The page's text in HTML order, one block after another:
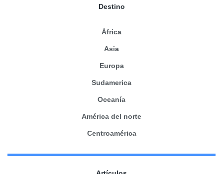
Destino
África
Asia
Europa
Sudamerica
Oceanía
América del norte
Centroamérica